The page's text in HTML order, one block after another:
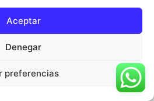
Aceptar
Denegar
preferencias